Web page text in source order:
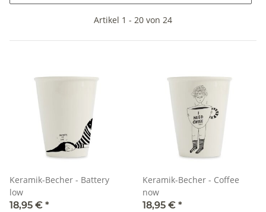
Artikel 1 - 20 von 24
Keramik-Becher - Battery
low
18,95 € *
Keramik-Becher - Coffee
now
18,95 € *